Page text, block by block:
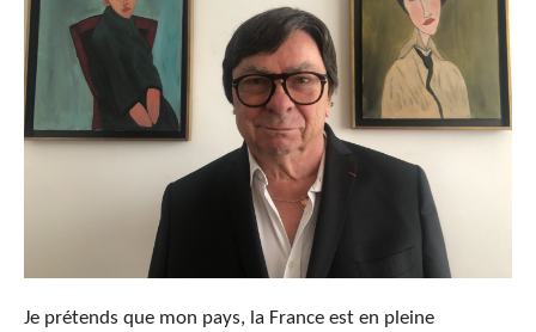
Je prétends que mon pays, la France est en pleine